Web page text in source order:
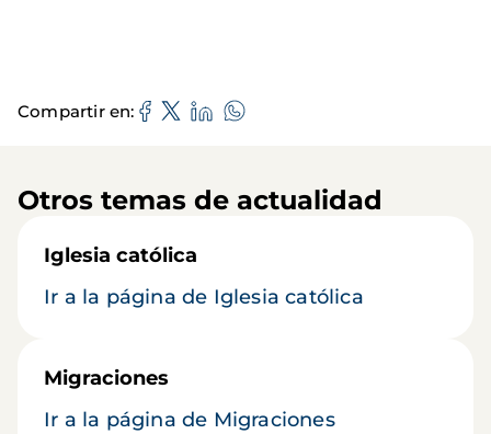
Compartir en
Otros temas de actualidad
Iglesia católica
Ir a la página de Iglesia católica
Migraciones
Ir a la página de Migraciones